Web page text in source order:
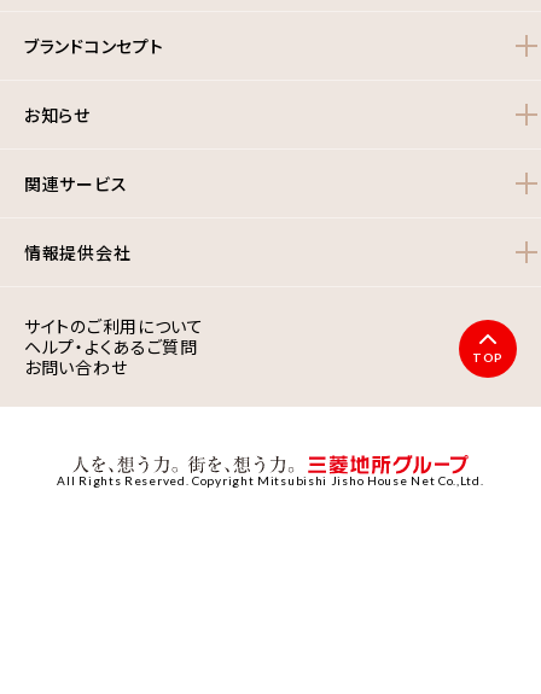
ブランドコンセプト
お知らせ
関連サービス
情報提供会社
サイトのご利用について
ヘルプ・よくあるご質問
お問い合わせ
TOP
All Rights Reserved. Copyright Mitsubishi Jisho House Net Co.,Ltd.